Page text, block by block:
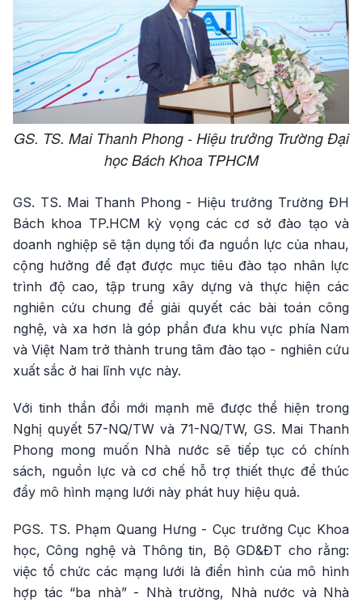
GS. TS. Mai Thanh Phong - Hiệu trưởng Trường Đại
học Bách Khoa TPHCM
GS. TS. Mai Thanh Phong - Hiệu trưởng Trường ĐH
Bách khoa TP.HCM kỳ vọng các cơ sở đào tạo và
doanh nghiệp sẽ tận dụng tối đa nguồn lực của nhau,
cộng hưởng để đạt được mục tiêu đào tạo nhân lực
trình độ cao, tập trung xây dựng và thực hiện các
nghiên cứu chung để giải quyết các bài toán công
nghệ, và xa hơn là góp phần đưa khu vực phía Nam
và Việt Nam trở thành trung tâm đào tạo - nghiên cứu
xuất sắc ở hai lĩnh vực này.
Với tinh thần đổi mới mạnh mẽ được thể hiện trong
Nghị quyết 57-NQ/TW và 71-NQ/TW, GS. Mai Thanh
Phong mong muốn Nhà nước sẽ tiếp tục có chính
sách, nguồn lực và cơ chế hỗ trợ thiết thực để thúc
đẩy mô hình mạng lưới này phát huy hiệu quả.
PGS. TS. Phạm Quang Hưng - Cục trưởng Cục Khoa
học, Công nghệ và Thông tin, Bộ GD&ĐT cho rằng:
việc tổ chức các mạng lưới là điển hình của mô hình
hợp tác “ba nhà” - Nhà trường, Nhà nước và Nhà